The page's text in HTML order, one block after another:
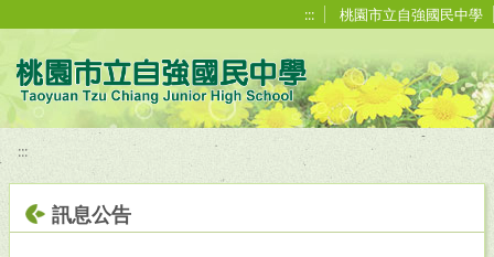
::: 桃園市立自強國民中學
:::
訊息公告